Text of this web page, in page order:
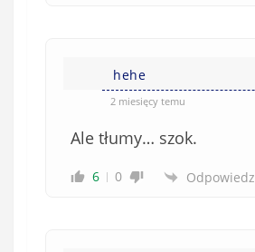
hehe
2 miesięcy temu
Ale tłumy… szok.
6 0 Odpowiedz